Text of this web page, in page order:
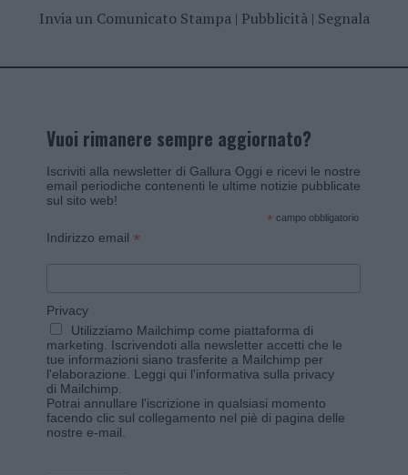
Invia un Comunicato Stampa| Pubblicità| Segnala
Vuoi rimanere sempre aggiornato?
Iscriviti alla newsletter di Gallura Oggi e ricevi le nostre
email periodiche contenenti le ultime notizie pubblicate
sul sito web!
* campo obbligatorio
Indirizzo email *
Privacy
Utilizziamo Mailchimp come piattaforma di
marketing. Iscrivendoti alla newsletter accetti che le
tue informazioni siano trasferite a Mailchimp per
l'elaborazione. Leggi qui l'informativa sulla privacy
di Mailchimp
Potrai annullare l'iscrizione in qualsiasi momento
facendo clic sul collegamento nel piè di pagina delle
nostre e-mail.